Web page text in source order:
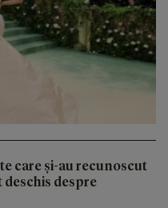
care și-au recunoscut
despre